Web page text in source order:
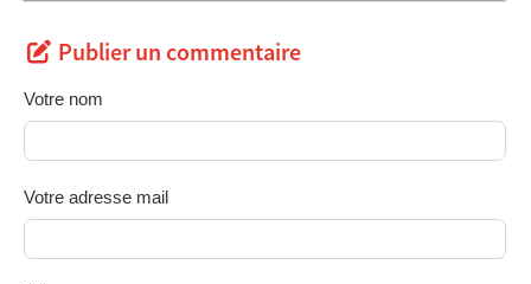
Publier un commentaire
Votre nom
Votre adresse mail